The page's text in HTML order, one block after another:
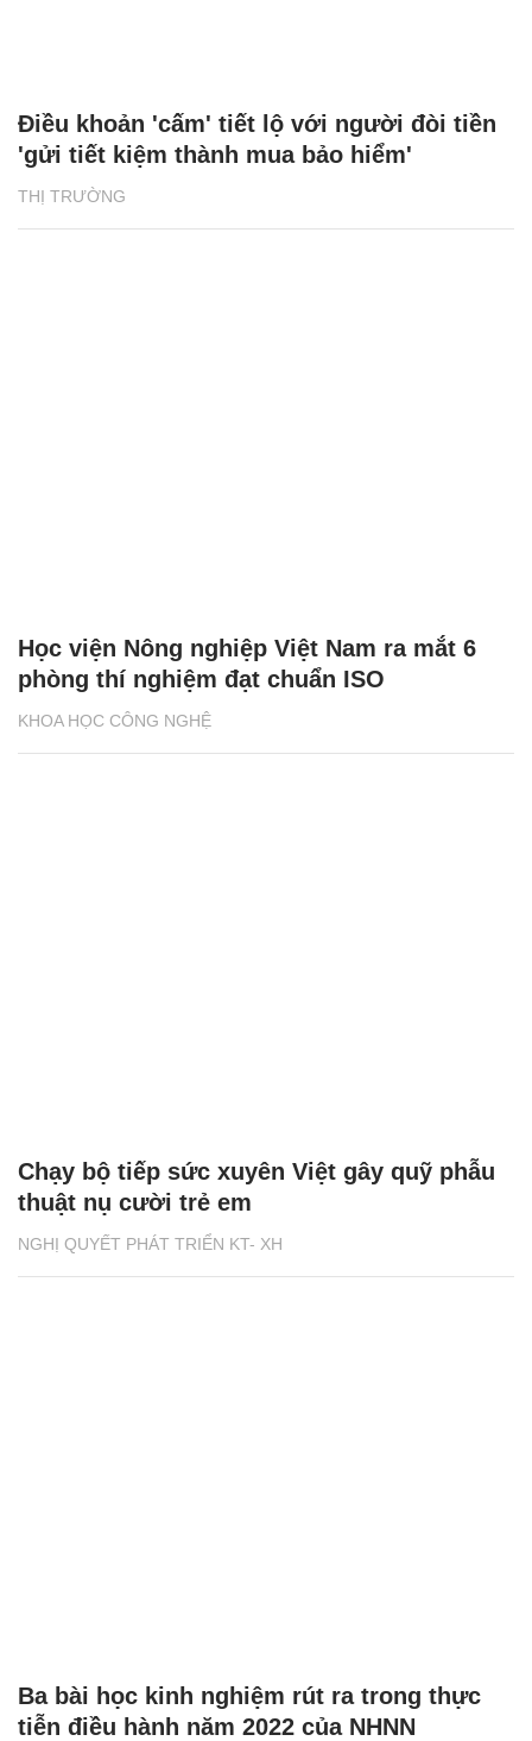
THỊ TRƯỜNG
Điều khoản 'cấm' tiết lộ với người đòi tiền
'gửi tiết kiệm thành mua bảo hiểm'
KHOA HỌC CÔNG NGHỆ
Học viện Nông nghiệp Việt Nam ra mắt 6
phòng thí nghiệm đạt chuẩn ISO
NGHỊ QUYẾT PHÁT TRIỂN KT- XH
Chạy bộ tiếp sức xuyên Việt gây quỹ phẫu
thuật nụ cười trẻ em
Ba bài học kinh nghiệm rút ra trong thực
tiễn điều hành năm 2022 của NHNN